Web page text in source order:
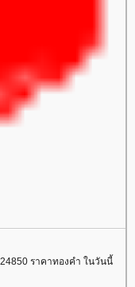
ราคาทองคำ ในวันนี้